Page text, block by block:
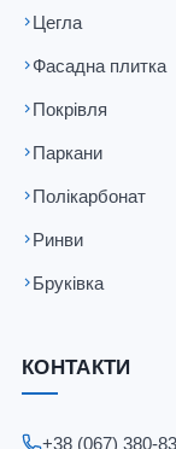
Цегла
Фасадна плитка
Покрівля
Паркани
Полікарбонат
Ринви
Бруківка
КОНТАКТИ
+38 (067) 380-